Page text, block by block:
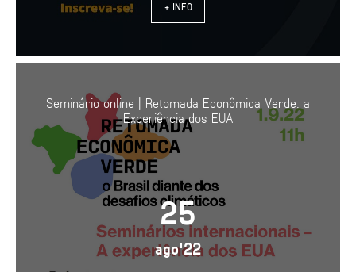
+ INFO
Seminário online | Retomada Econômica Verde: a
Experiência dos EUA
25
ago'22